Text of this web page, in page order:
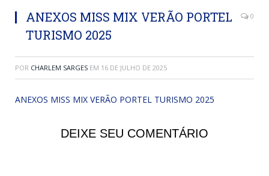
ANEXOS MISS MIX VERÃO PORTEL
TURISMO 2025
0
POR CHARLEM SARGES EM 16 DE JULHO DE 2025
ANEXOS MISS MIX VERÃO PORTEL TURISMO 2025
DEIXE SEU COMENTÁRIO